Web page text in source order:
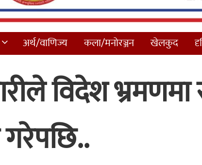
अर्थ/वाणिज्य कला/मनोरञ्जन खेलकुद
विदेश
गरेपछि..